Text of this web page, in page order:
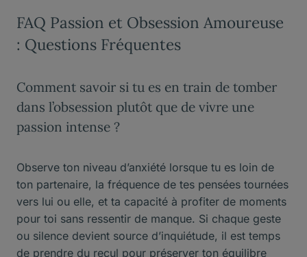
FAQ Passion et Obsession Amoureuse
: Questions Fréquentes
Comment savoir si tu es en train de tomber
dans l’obsession plutôt que de vivre une
passion intense ?
Observe ton niveau d’anxiété lorsque tu es loin de
ton partenaire, la fréquence de tes pensées tournées
vers lui ou elle, et ta capacité à profiter de moments
pour toi sans ressentir de manque. Si chaque geste
ou silence devient source d’inquiétude, il est temps
de prendre du recul pour préserver ton équilibre